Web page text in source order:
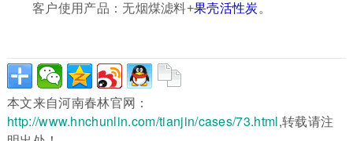
客户使用产品：无烟煤滤料+果壳活性炭 。
本文来自河南春林官网：
http://www.hnchunlin.com/tianjin/cases/73.html,转载请注